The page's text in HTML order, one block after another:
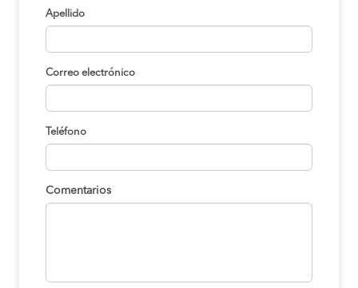
Apellido
Correo electrónico
Teléfono
Comentarios